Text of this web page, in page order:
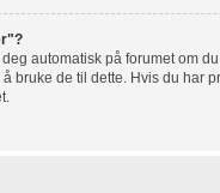
automatisk på forumet om
bruke de til dette. Hvis du